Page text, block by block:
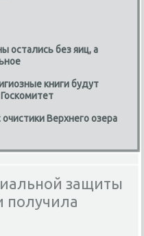
остались без яиц, а
книги будут
Верхнего озера
защиты
получила